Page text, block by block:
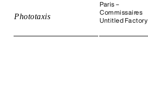
Phototaxis
Paris –
Commissaires
Untitled Factory